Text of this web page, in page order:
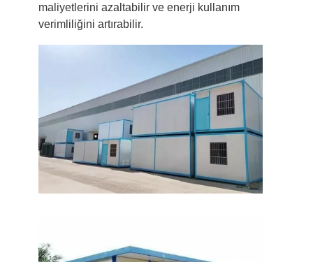
maliyetlerini azaltabilir ve enerji kullanım
verimliliğini artırabilir.